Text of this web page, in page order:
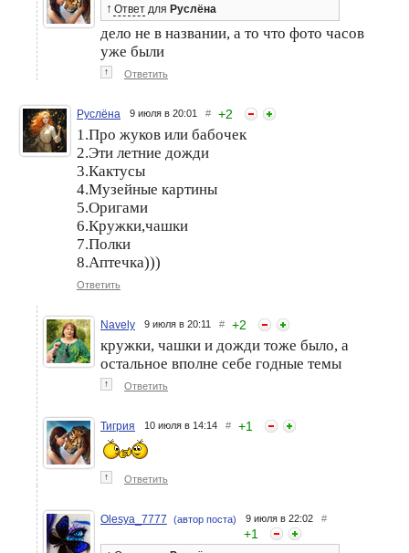
↑ Ответ для Руслёна
дело не в названии, а то что фото часов
уже были
↑ Ответить
Руслёна 9 июля в 20:01 # +2
1.Про жуков или бабочек
2.Эти летние дожди
3.Кактусы
4.Музейные картины
5.Оригами
6.Кружки,чашки
7.Полки
8.Аптечка)))
Ответить
Navely 9 июля в 20:11 # +2
кружки, чашки и дожди тоже было, а
остальное вполне себе годные темы
↑ Ответить
Тигрия 10 июля в 14:14 # +1
↑ Ответить
Olesya_7777 (автор поста) 9 июля в 22:02 #
+1